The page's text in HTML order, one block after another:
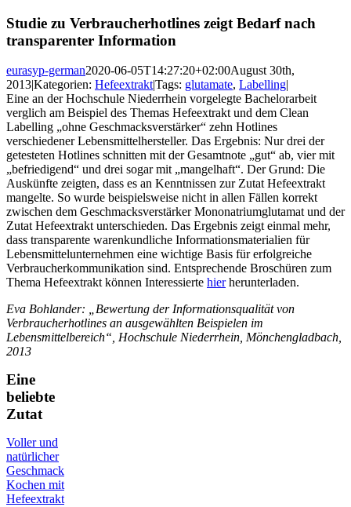
Studie zu Verbraucherhotlines zeigt Bedarf nach
transparenter Information
eurasyp-german2020-06-05T14:27:20+02:00August 30th,
2013|Kategorien: Hefeextrakt|Tags: glutamate, Labelling|
Eine an der Hochschule Niederrhein vorgelegte Bachelorarbeit
verglich am Beispiel des Themas Hefeextrakt und dem Clean
Labelling „ohne Geschmacksverstärker“ zehn Hotlines
verschiedener Lebensmittelhersteller. Das Ergebnis: Nur drei der
getesteten Hotlines schnitten mit der Gesamtnote „gut“ ab, vier mit
„befriedigend“ und drei sogar mit „mangelhaft“. Der Grund: Die
Auskünfte zeigten, dass es an Kenntnissen zur Zutat Hefeextrakt
mangelte. So wurde beispielsweise nicht in allen Fällen korrekt
zwischen dem Geschmacksverstärker Mononatriumglutamat und der
Zutat Hefeextrakt unterschieden. Das Ergebnis zeigt einmal mehr,
dass transparente warenkundliche Informationsmaterialien für
Lebensmittelunternehmen eine wichtige Basis für erfolgreiche
Verbraucherkommunikation sind. Entsprechende Broschüren zum
Thema Hefeextrakt können Interessierte hierherunterladen.
Eva Bohlander: „Bewertung der Informationsqualität von
Verbraucherhotlines an ausgewählten Beispielen im
Lebensmittelbereich“, Hochschule Niederrhein, Mönchengladbach,
2013
Eine
beliebte
Zutat
Voller und
natürlicher
Geschmack
Kochen mit
Hefeextrakt